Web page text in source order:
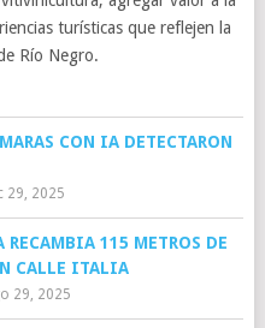
turísticas que reflejen la
Río Negro.
CON IA DETECTARON
29, 2025
RECAMBIA 115 METROS DE
CALLE ITALIA
29, 2025